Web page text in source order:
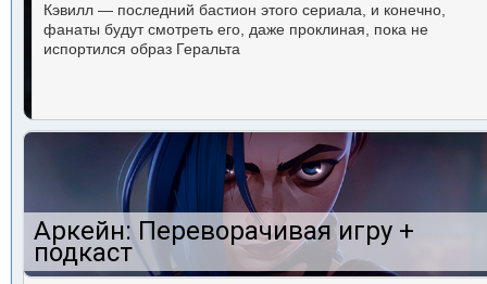
Кэвилл — последний бастион этого сериала, и конечно,
фанаты будут смотреть его, даже проклиная, пока не
испортился образ Геральта
Аркейн: Переворачивая игру +
подкаст